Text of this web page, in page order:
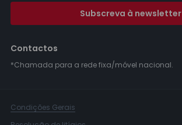
Subscreva à newsletter
Contactos
*Chamada para a rede fixa/móvel nacional.
Condições Gerais